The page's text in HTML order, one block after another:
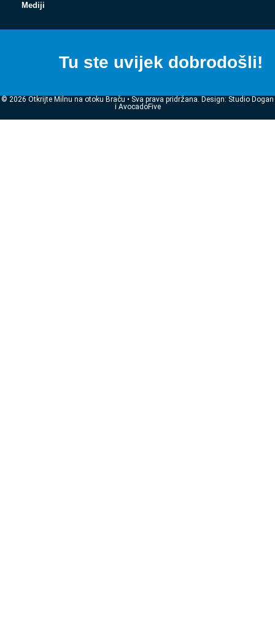
Mediji
Tu ste uvijek dobrodošli!
© 2026 Otkrijte Milnu na otoku Braču • Sva prava pridržana. Design: Studio Dogan
i AvocadoFive